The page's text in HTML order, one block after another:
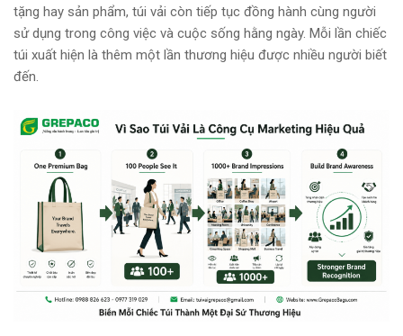
tặng hay sản phẩm, túi vải còn tiếp tục đồng hành cùng người
sử dụng trong công việc và cuộc sống hằng ngày. Mỗi lần chiếc
túi xuất hiện là thêm một lần thương hiệu được nhiều người biết
đến.